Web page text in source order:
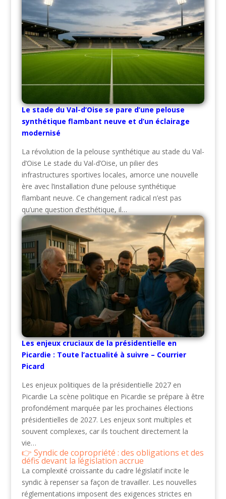
Le stade du Val-d’Oise se pare d’une pelouse
synthétique flambant neuve et d’un éclairage
modernisé
La révolution de la pelouse synthétique au stade du Val-
d’Oise Le stade du Val-d’Oise, un pilier des
infrastructures sportives locales, amorce une nouvelle
ère avec l’installation d’une pelouse synthétique
flambant neuve. Ce changement radical n’est pas
qu’une question d’esthétique, il…
Les enjeux cruciaux de la présidentielle en
Picardie : Toute l’actualité à suivre – Courrier
Picard
Les enjeux politiques de la présidentielle 2027 en
Picardie La scène politique en Picardie se prépare à être
profondément marquée par les prochaines élections
présidentielles de 2027. Les enjeux sont multiples et
souvent complexes, car ils touchent directement la
vie…
Syndic de copropriété : des obligations et des
défis devant la législation accrue
La complexité croissante du cadre législatif incite le
syndic à repenser sa façon de travailler. Les nouvelles
réglementations imposent des exigences strictes en